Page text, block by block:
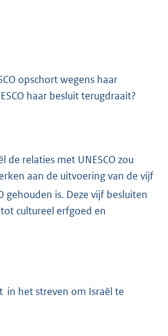
opschort wegens haar
haar besluit terugdraait?
relaties met UNESCO zou
aan de uitvoering van de vijf
gehouden is. Deze vijf besluiten
cultureel erfgoed en
in het streven om Israël te